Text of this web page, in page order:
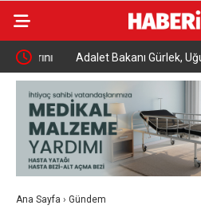
Adalet Bakanı Gürlek, Uğur
görüştü
Ana Sayfa › Gündem